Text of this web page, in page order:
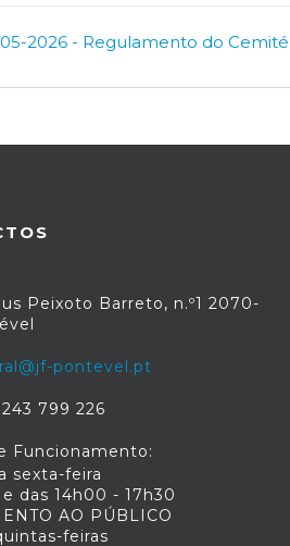
2026 - Regulamento do
Peixoto Barreto, n.º1 2070-
pontevel.pt
799 226
Funcionamento:
sexta-feira
das 14h00 - 17h30
AO PÚBLICO
feiras